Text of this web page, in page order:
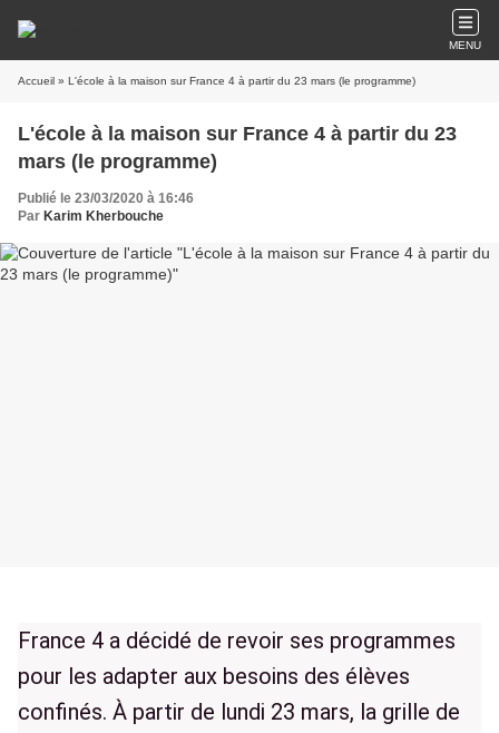
MENU
Accueil » L'école à la maison sur France 4 à partir du 23 mars (le programme)
L'école à la maison sur France 4 à partir du 23
mars (le programme)
Publié le 23/03/2020 à 16:46
Par Karim Kherbouche
France 4 a décidé de revoir ses programmes
pour les adapter aux besoins des élèves
confinés. À partir de lundi 23 mars, la grille de